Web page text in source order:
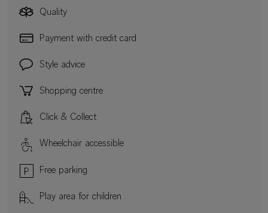
Quality
Payment with credit card
Style advice
Shopping centre
Click & Collect
Wheelchair accessible
Free parking
Play area for children